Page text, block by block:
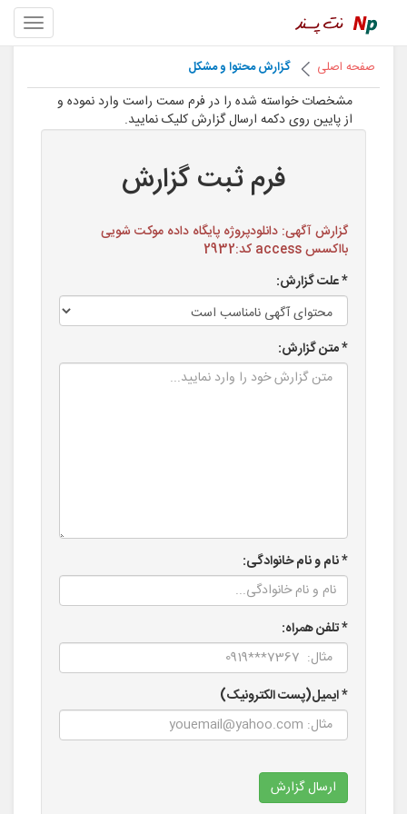
صفحه اصلی گزارش محتوا و مشکل
مشخصات خواسته شده را در فرم سمت راست وارد نموده و
از پایین روی دکمه ارسال گزارش کلیک نمایید.
فرم ثبت گزارش
گزارش آگهی: دانلودپروژه پایگاه داده موکت شویی
بااکسس access کد:2932
* علت گزارش:
* متن گزارش:
* نام و نام خانوادگی:
* تلفن همراه:
* ایمیل(پست الکترونیک)